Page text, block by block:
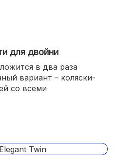
для двойни
в два раза
вариант – коляски-
со всеми